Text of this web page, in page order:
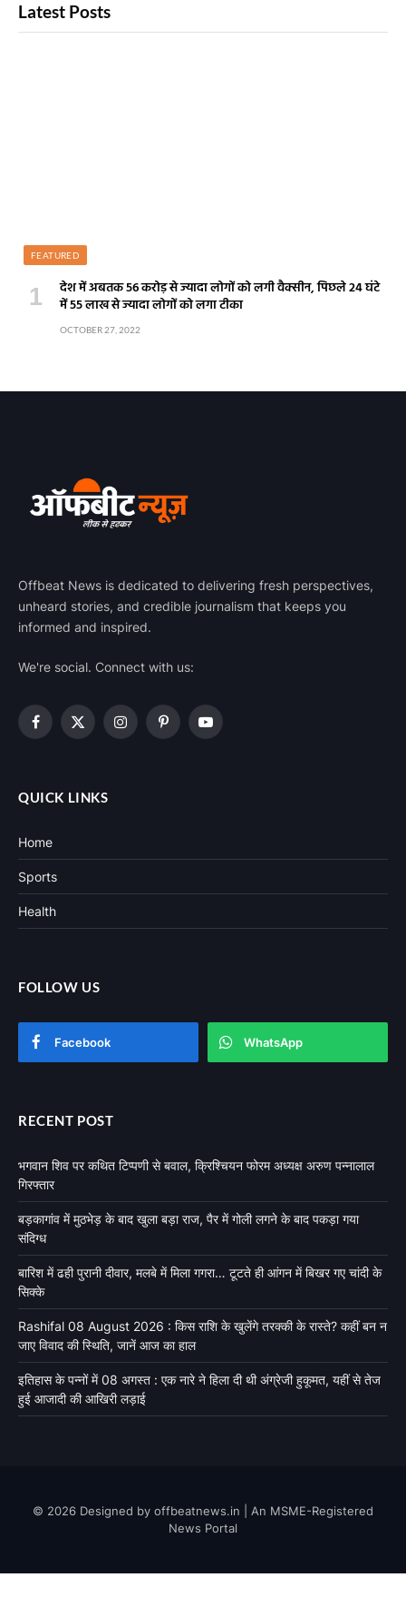
Latest Posts
FEATURED
देश में अबतक 56 करोड़ से ज्यादा लोगों को लगी वैक्सीन, पिछले 24 घंटे
में 55 लाख से ज्यादा लोगों को लगा टीका
OCTOBER 27, 2022
Offbeat News is dedicated to delivering fresh perspectives,
unheard stories, and credible journalism that keeps you
informed and inspired.
We're social. Connect with us:
Facebook
X
InstagramPinterestYouTube
QUICK LINKS
Home
Sports
Health
FOLLOW US
Facebook WhatsApp
RECENT POST
भगवान शिव पर कथित टिप्पणी से बवाल, क्रिश्चियन फोरम अध्यक्ष अरुण पन्नालाल
गिरफ्तार
बड़कागांव में मुठभेड़ के बाद खुला बड़ा राज, पैर में गोली लगने के बाद पकड़ा गया
संदिग्ध
बारिश में ढही पुरानी दीवार, मलबे में मिला गगरा… टूटते ही आंगन में बिखर गए चांदी के
सिक्के
Rashifal 08 August 2026 : किस राशि के खुलेंगे तरक्की के रास्ते? कहीं बन न
जाए विवाद की स्थिति, जानें आज का हाल
इतिहास के पन्नों में 08 अगस्त : एक नारे ने हिला दी थी अंग्रेजी हुकूमत, यहीं से तेज
हुई आजादी की आखिरी लड़ाई
© 2026 Designed by offbeatnews.in | An MSME-Registered
News Portal